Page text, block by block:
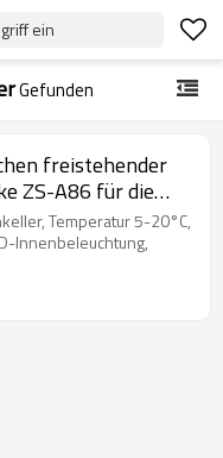
ein
Gefunden
freistehender
ZS-A86 für die
und
Temperatur 5-20°C,
Innenbeleuchtung,